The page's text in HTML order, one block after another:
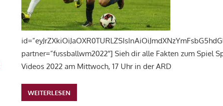
partner=”fussballwm2022″] Sieh dir alle Fakten zum Spiel
Videos 2022 am Mittwoch, 17 Uhr in der ARD
WEITERLESEN